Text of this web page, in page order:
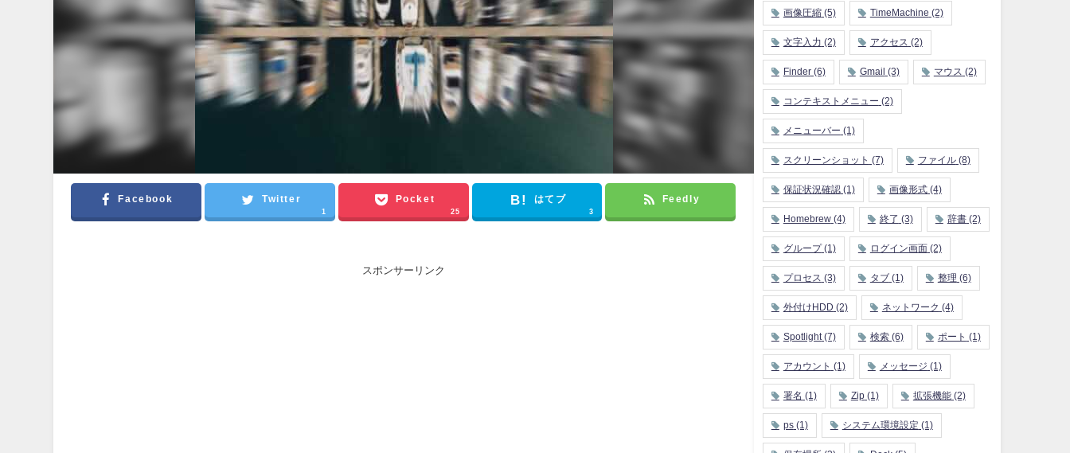
Facebook Twitter
1
Pocket
25
はてブ
3
Feedly
スポンサーリンク
画像圧縮(5) TimeMachine (2)
文字入力 (2) アクセス (2)
Finder(6) Gmail (3) マウス (2)
コンテキストメニュー (2)
メニューバー (1)
スクリーンショット (7) ファイル(8)
保証状況確認(1) 画像形式(4)
Homebrew(4) 終了 (3) 辞書(2)
グループ(1) ログイン画面 (2)
プロセス (3) タブ (1) 整理 (6)
外付けHDD (2) ネットワーク (4)
Spotlight(7) 検索(6) ポート (1)
アカウント (1) メッセージ (1)
署名 (1) Zip(1) 拡張機能(2)
ps(1) システム環境設定 (1)